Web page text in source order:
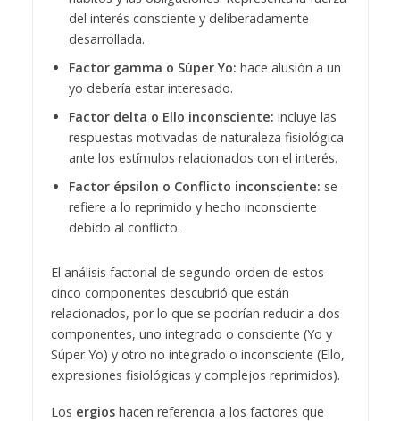
del interés consciente y deliberadamente
desarrollada.
Factor gamma o Súper Yo: hace alusión a un
yo debería estar interesado.
Factor delta o Ello inconsciente: incluye las
respuestas motivadas de naturaleza fisiológica
ante los estímulos relacionados con el interés.
Factor épsilon o Conflicto inconsciente: se
refiere a lo reprimido y hecho inconsciente
debido al conflicto.
El análisis factorial de segundo orden de estos
cinco componentes descubrió que están
relacionados, por lo que se podrían reducir a dos
componentes, uno integrado o consciente (Yo y
Súper Yo) y otro no integrado o inconsciente (Ello,
expresiones fisiológicas y complejos reprimidos).
Los ergios hacen referencia a los factores que